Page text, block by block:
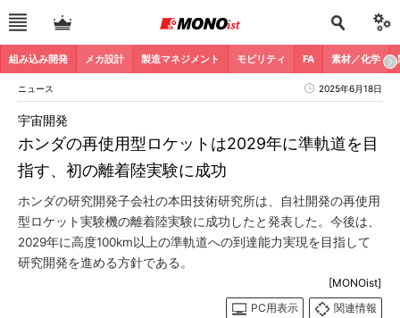
組み込み開発 メカ設計 製造マネジメント モビリティ FA 素材／化学
ニュース 2025年6月18日
ホンダの再使用型ロケットは2029年に準軌道を目
指す、初の離着陸実験に成功
宇宙開発
ホンダの研究開発子会社の本田技術研究所は、自社開発の再使用
型ロケット実験機の離着陸実験に成功したと発表した。今後は、
2029年に高度100km以上の準軌道への到達能力実現を目指して
研究開発を進める方針である。
[MONOist]
PC用表示
関連情報